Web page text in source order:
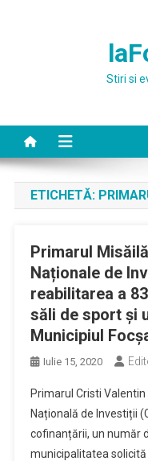
Stiri si
ETICHETĂ:
Primarul
Naționale de
reabilitarea a
săli de sport și
Municipiul
Iulie 15, 2020
Primarul Cristi
Națională de Investiții
cofinanțării, un număr
municipalitatea